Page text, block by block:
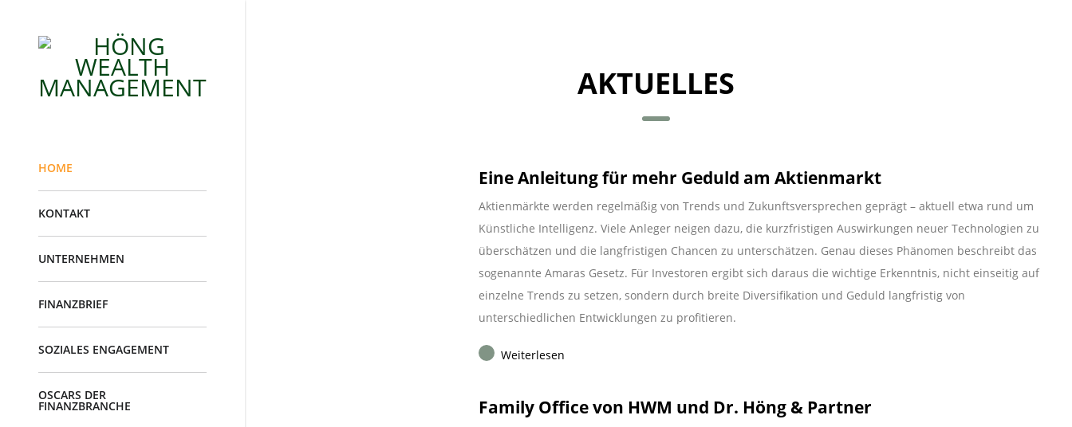
HOME
KONTAKT
UNTERNEHMEN
FINANZBRIEF
SOZIALES ENGAGEMENT
OSCARS DER
FINANZBRANCHE
AKTUELLES
Eine Anleitung für mehr Geduld am Aktienmarkt
Aktienmärkte werden regelmäßig von Trends und Zukunftsversprechen geprägt – aktuell etwa rund um
Künstliche Intelligenz. Viele Anleger neigen dazu, die kurzfristigen Auswirkungen neuer Technologien zu
überschätzen und die langfristigen Chancen zu unterschätzen. Genau dieses Phänomen beschreibt das
sogenannte Amaras Gesetz. Für Investoren ergibt sich daraus die wichtige Erkenntnis, nicht einseitig auf
einzelne Trends zu setzen, sondern durch breite Diversifikation und Geduld langfristig von
unterschiedlichen Entwicklungen zu profitieren.
Weiterlesen
Family Office von HWM und Dr. Höng & Partner